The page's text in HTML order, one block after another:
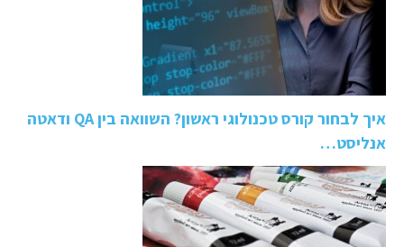
איך לבחור קורס טכנולוגי ראשון? השוואה בין QA ודאטה
אנליסט…